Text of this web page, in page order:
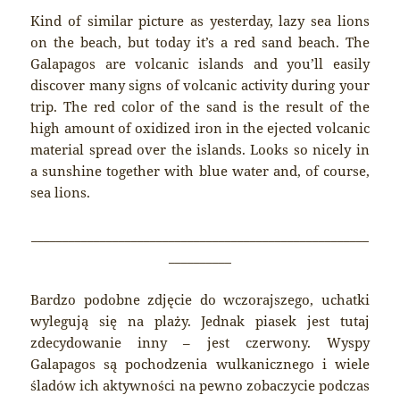
Kind of similar picture as yesterday, lazy sea lions
on the beach, but today it’s a red sand beach. The
Galapagos are volcanic islands and you’ll easily
discover many signs of volcanic activity during your
trip. The red color of the sand is the result of the
high amount of oxidized iron in the ejected volcanic
material spread over the islands. Looks so nicely in
a sunshine together with blue water and, of course,
sea lions.
Bardzo podobne zdjęcie do wczorajszego, uchatki
wylegują się na plaży. Jednak piasek jest tutaj
zdecydowanie inny – jest czerwony. Wyspy
Galapagos są pochodzenia wulkanicznego i wiele
śladów ich aktywności na pewno zobaczycie podczas